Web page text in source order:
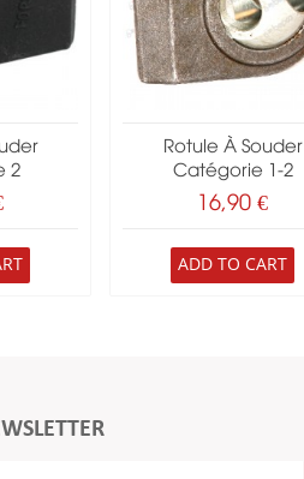
2
Rotule À Souder
Catégorie 1-2
16,90 €
ADD TO CART